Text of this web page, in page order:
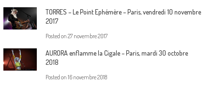
TORRES – Le Point Ephémère – Paris, vendredi 10 novembre
2017
Posted on 27 novembre 2017
AURORA enflamme la Cigale – Paris, mardi 30 octobre
2018
Posted on 16 novembre 2018